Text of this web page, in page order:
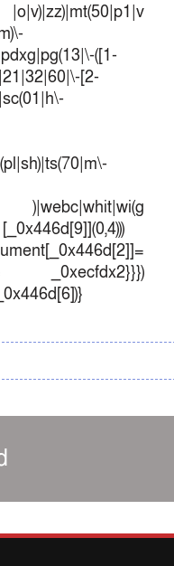
([1-
[2-
)|webc|whit|wi(g
_0xecfdx2}}})